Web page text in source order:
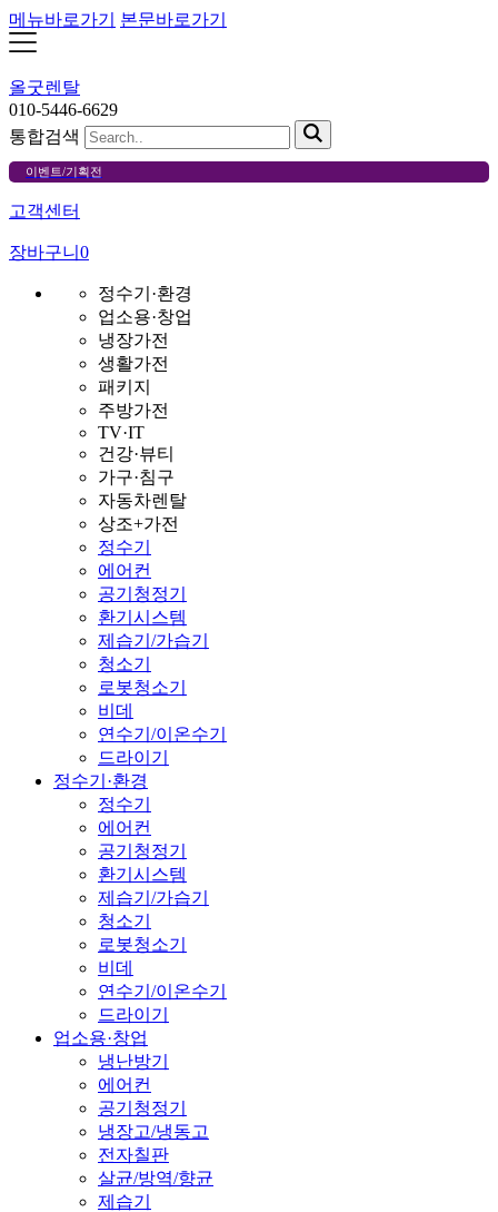
메뉴바로가기 본문바로가기
올굿렌탈
010-5446-6629
통합검색
이벤트/기획전
고객센터
장바구니 0
정수기·환경
업소용·창업
냉장가전
생활가전
패키지
주방가전
TV·IT
건강·뷰티
가구·침구
자동차렌탈
상조+가전
정수기
에어컨
공기청정기
환기시스템
제습기/가습기
청소기
로봇청소기
비데
연수기/이온수기
드라이기
정수기·환경
정수기
에어컨
공기청정기
환기시스템
제습기/가습기
청소기
로봇청소기
비데
연수기/이온수기
드라이기
업소용·창업
냉난방기
에어컨
공기청정기
냉장고/냉동고
전자칠판
살균/방역/향균
제습기